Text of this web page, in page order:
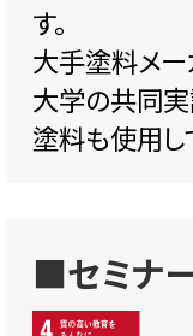
す。
大手塗料メー
大学の共同
塗料も使用し
■セミナ